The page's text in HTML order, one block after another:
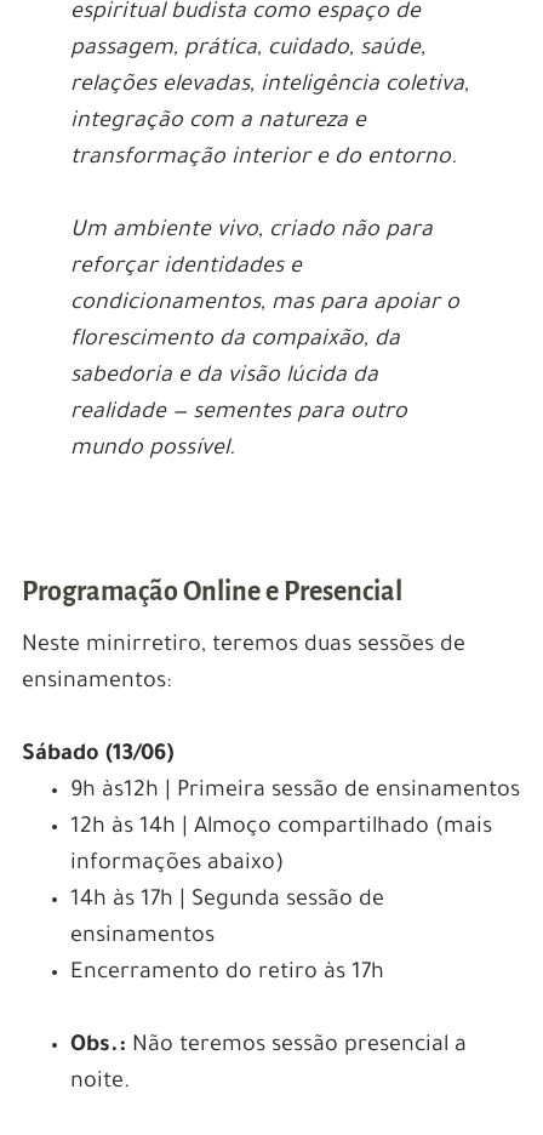
espiritual budista como espaço de
passagem, prática, cuidado, saúde,
relações elevadas, inteligência coletiva,
integração com a natureza e
transformação interior e do entorno.
Um ambiente vivo, criado não para
reforçar identidades e
condicionamentos, mas para apoiar o
florescimento da compaixão, da
sabedoria e da visão lúcida da
realidade — sementes para outro
mundo possível.
Programação Online e Presencial
Neste minirretiro, teremos duas sessões de
ensinamentos:
Sábado (13/06)
9h às12h | Primeira sessão de ensinamentos
12h às 14h | Almoço compartilhado (mais
informações abaixo)
14h às 17h | Segunda sessão de
ensinamentos
Encerramento do retiro às 17h
Obs.: Não teremos sessão presencial a
noite.